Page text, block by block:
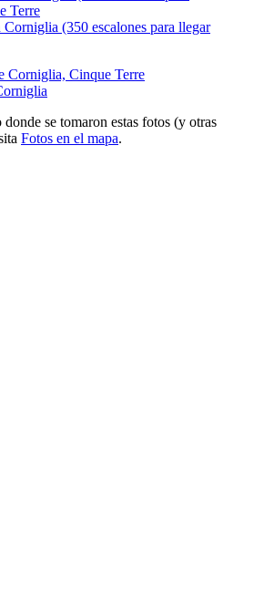
Corniglia (350 escalones para llegar
se tomaron estas fotos (y otras
Fotos en el mapa.